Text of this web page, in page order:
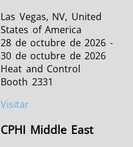
Las Vegas, NV, United
States of America
28 de octubre de 2026 -
30 de octubre de 2026
Heat and Control
Booth 2331
Visitar
CPHI Middle East